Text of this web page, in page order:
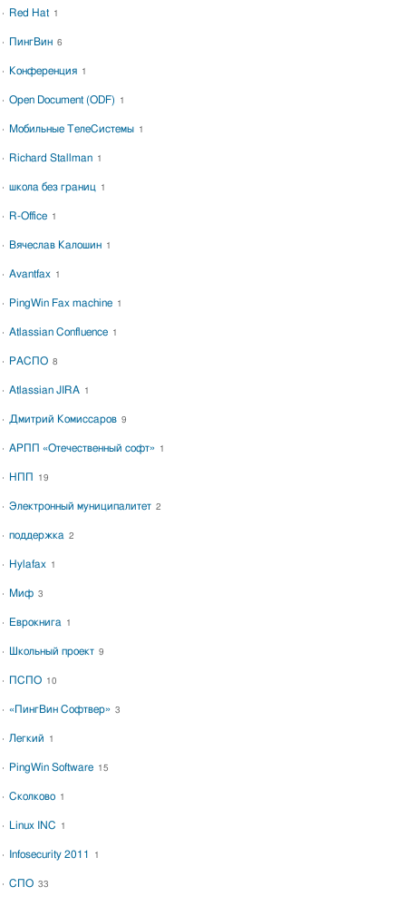
Red Hat 1
ПингВин 6
Конференция 1
Open Document (ODF) 1
Мобильные ТелеСистемы 1
Richard Stallman 1
школа без границ 1
R-Office 1
Вячеслав Калошин 1
Avantfax 1
PingWin Fax machine 1
Atlassian Confluence 1
РАСПО 8
Atlassian JIRA 1
Дмитрий Комиссаров 9
АРПП «Отечественный софт» 1
НПП 19
Электронный муниципалитет 2
поддержка 2
Hylafax 1
Миф 3
Еврокнига 1
Школьный проект 9
ПСПО 10
«ПингВин Софтвер» 3
Легкий 1
PingWin Software 15
Сколково 1
Linux INC 1
Infosecurity 2011 1
СПО 33